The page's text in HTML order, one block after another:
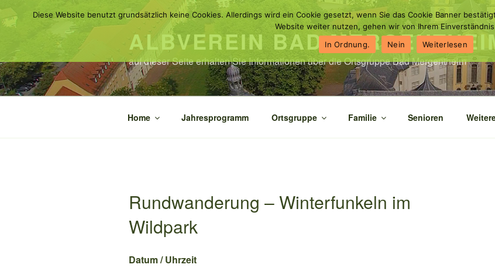
Zum
Inhalt
ALBVEREIN BAD
auf dieser Seite erhalten Sie Informationen über die Ortsgruppe Bad Mergentheim
Home Jahresprogramm Ortsgruppe Familie Senioren
Rundwanderung – Winterfunkeln im
Wildpark
Datum / Uhrzeit
Diese Website benutzt grundsätzlich keine Cookies. Allerdings wird ein Cookie gesetzt, wenn Sie das Cookie Banner
Website weiter nutzen, gehen wir von Ihrem
In Ordnung.
Nein Weiterlesen